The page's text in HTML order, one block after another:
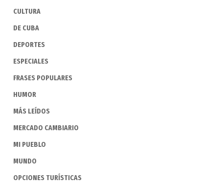
CULTURA
DE CUBA
DEPORTES
ESPECIALES
FRASES POPULARES
HUMOR
MÁS LEÍDOS
MERCADO CAMBIARIO
MI PUEBLO
MUNDO
OPCIONES TURÍSTICAS